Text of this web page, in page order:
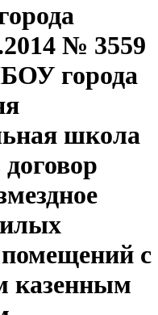
№ 3559
города
школа
с
казенным